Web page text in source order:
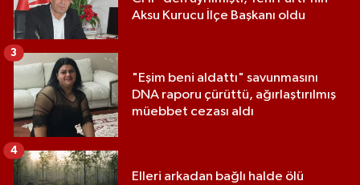
Aksu Kurucu İlçe Başkanı oldu
"Eşim beni aldattı" savunmasını
DNA raporu çürüttü, ağırlaştırılmış
müebbet cezası aldı
3
Elleri arkadan bağlı halde ölü
4